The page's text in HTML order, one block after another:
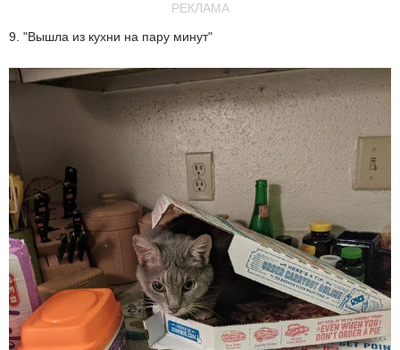
РЕКЛАМА
9. "Вышла из кухни на пару минут"